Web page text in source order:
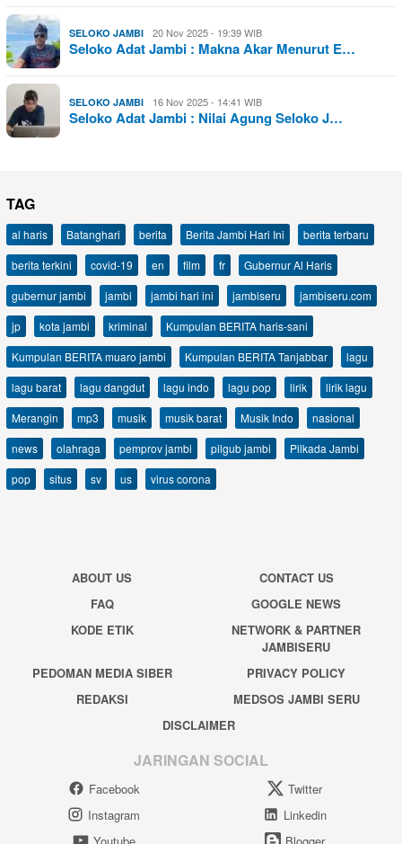
SELOKO JAMBI 20 Nov 2025 - 19:39 WIB
Seloko Adat Jambi : Makna Akar Menurut E…
SELOKO JAMBI 16 Nov 2025 - 14:41 WIB
Seloko Adat Jambi : Nilai Agung Seloko J…
TAG
al haris Batanghari berita Berita Jambi Hari Ini
berita terbaru
berita terkini
covid-19 en film fr
Gubernur Al Haris
gubernur jambi
jambi jambi hari ini jambiseru
jambiseru.com
jp
kota jambi kriminal
Kumpulan BERITA haris-sani
Kumpulan BERITA muaro jambi
Kumpulan BERITA Tanjabbar
lagu
lagu barat
lagu dangdut lagu indo lagu pop lirik
lirik lagu
Merangin
mp3 musik musik barat Musik Indo
nasional
news
olahraga pemprov jambi pilgub jambi
Pilkada Jambi
pop
situs sv us virus corona
ABOUT US
CONTACT US
FAQ
GOOGLE NEWS
KODE ETIK
NETWORK & PARTNER
JAMBISERU
PEDOMAN MEDIA SIBER
PRIVACY POLICY
REDAKSI
MEDSOS JAMBI SERU
DISCLAIMER
JARINGAN SOCIAL
Facebook
Twitter
Instagram
Linkedin